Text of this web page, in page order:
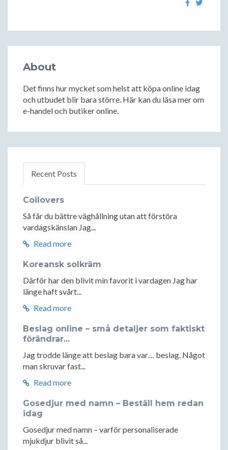
About
Det finns hur mycket som helst att köpa online idag
och utbudet blir bara större. Här kan du läsa mer om
e-handel och butiker online.
Recent Posts
Coilovers
Så får du bättre väghållning utan att förstöra
vardagskänslan Jag...
Read more
Koreansk solkräm
Därför har den blivit min favorit i vardagen Jag har
länge haft svårt...
Read more
Beslag online – små detaljer som faktiskt
förändrar...
Jag trodde länge att beslag bara var… beslag. Något
man skruvar fast...
Read more
Gosedjur med namn – Beställ hem redan
idag
Gosedjur med namn – varför personaliserade
mjukdjur blivit så...